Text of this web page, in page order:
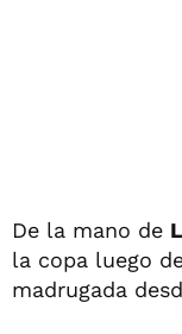
De la mano de
la copa luego
madrugada